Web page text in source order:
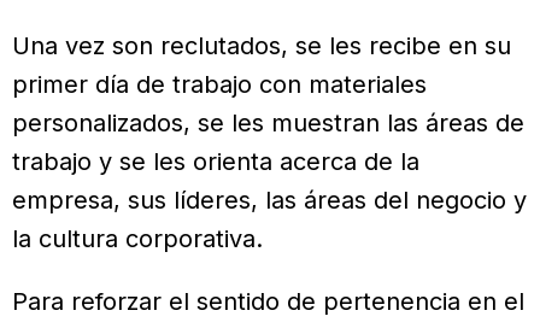
Una vez son reclutados, se les recibe en su
primer día de trabajo con materiales
personalizados, se les muestran las áreas de
trabajo y se les orienta acerca de la
empresa, sus líderes, las áreas del negocio y
la cultura corporativa.
Para reforzar el sentido de pertenencia en el